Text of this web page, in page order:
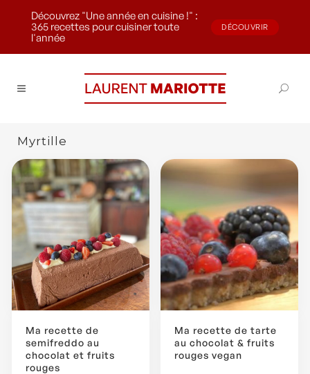
Découvrez "Une année en cuisine !" :
365 recettes pour cuisiner toute
l'année
DÉCOUVRIR
Myrtille
Ma recette de
semifreddo au
chocolat et fruits
rouges
Ma recette de tarte
au chocolat & fruits
rouges vegan